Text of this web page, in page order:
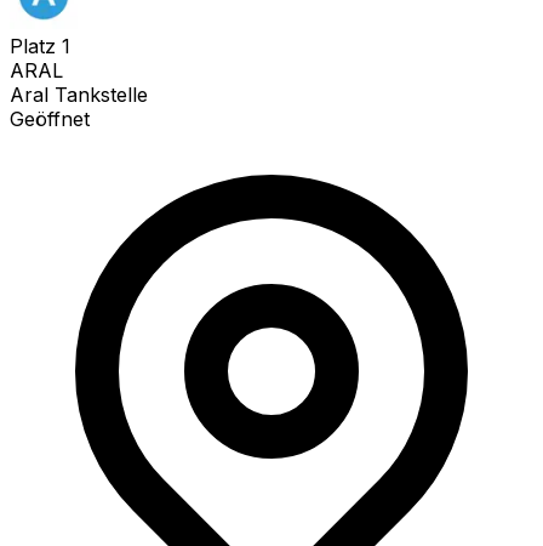
Platz 1
ARAL
Aral Tankstelle
Geöffnet